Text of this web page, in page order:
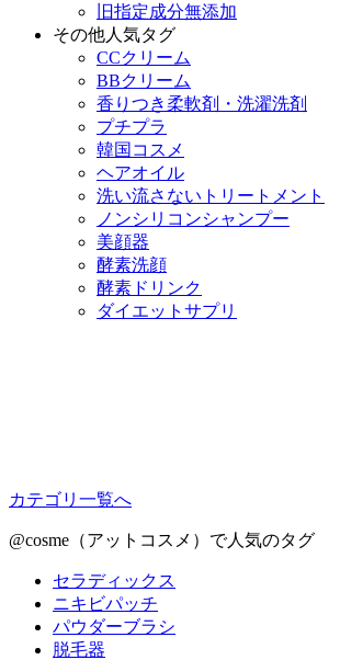
旧指定成分無添加
その他人気タグ
CCクリーム
BBクリーム
香りつき柔軟剤・洗濯洗剤
プチプラ
韓国コスメ
ヘアオイル
洗い流さないトリートメント
ノンシリコンシャンプー
美顔器
酵素洗顔
酵素ドリンク
ダイエットサプリ
カテゴリ一覧へ
@cosme（アットコスメ）で人気のタグ
セラディックス
ニキビパッチ
パウダーブラシ
脱毛器